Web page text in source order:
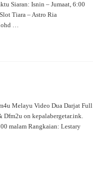
Siaran: Isnin – Jumaat, 6:00
Tiara – Astro Ria
…
Melayu Video Dua Darjat Full
on kepalabergetar.ink.
malam Rangkaian: Lestary